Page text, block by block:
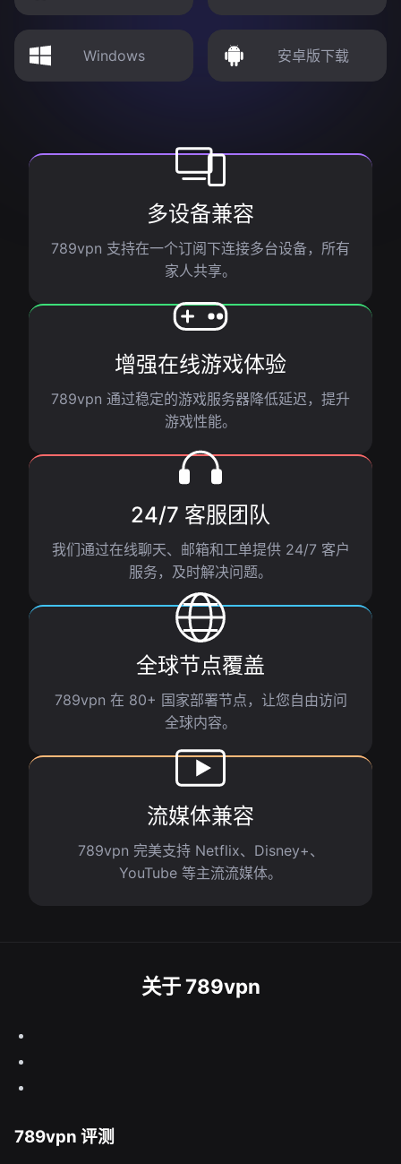
Windows 安卓版下载
多设备兼容
789vpn 支持在一个订阅下连接多台设备，所有
家人共享。
增强在线游戏体验
789vpn 通过稳定的游戏服务器降低延迟，提升
游戏性能。
24/7 客服团队
我们通过在线聊天、邮箱和工单提供 24/7 客户
服务，及时解决问题。
全球节点覆盖
789vpn 在 80+ 国家部署节点，让您自由访问
全球内容。
流媒体兼容
789vpn 完美支持 Netflix、Disney+、
YouTube 等主流流媒体。
关于 789vpn
789vpn 评测